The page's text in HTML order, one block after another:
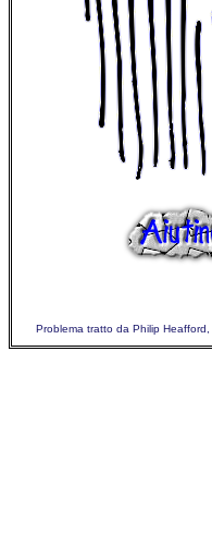
Problema tratto da Philip Heafford,